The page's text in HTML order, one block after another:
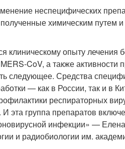
неспецифических
полученные химическим путем
опыту лечения
CoV, а также активности
следующее. Средства
— как в России, так и в
респираторных
эта группа препаратов
инфекции» —
и радиобиологии им.